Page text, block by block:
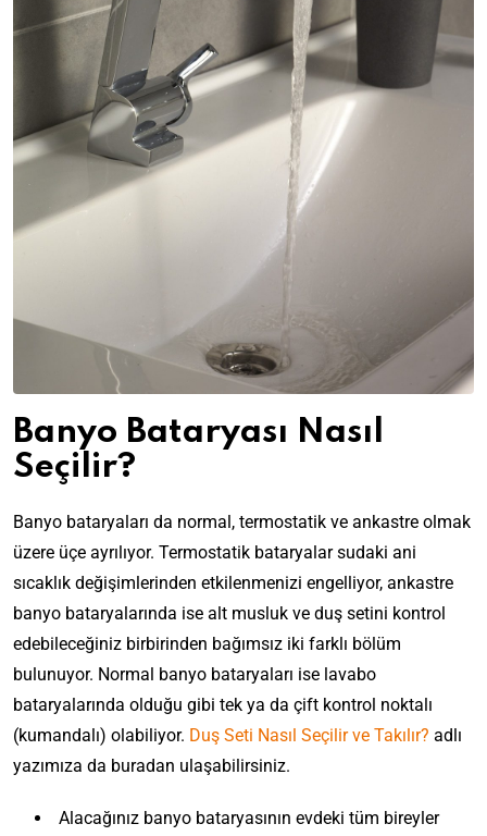
Banyo Bataryası Nasıl
Seçilir?
Banyo bataryaları da normal, termostatik ve ankastre olmak
üzere üçe ayrılıyor. Termostatik bataryalar sudaki ani
sıcaklık değişimlerinden etkilenmenizi engelliyor, ankastre
banyo bataryalarında ise alt musluk ve duş setini kontrol
edebileceğiniz birbirinden bağımsız iki farklı bölüm
bulunuyor. Normal banyo bataryaları ise lavabo
bataryalarında olduğu gibi tek ya da çift kontrol noktalı
(kumandalı) olabiliyor. Duş Seti Nasıl Seçilir ve Takılır? adlı
yazımıza da buradan ulaşabilirsiniz.
Alacağınız banyo bataryasının evdeki tüm bireyler